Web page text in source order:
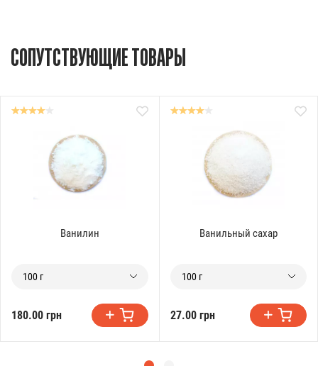
СОПУТСТВУЮЩИЕ ТОВАРЫ
Ванилин
100 г
180.00 грн
Ванильный сахар
100 г
27.00 грн